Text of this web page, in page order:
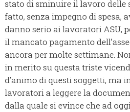
stato di sminuire il lavoro delle
fatto, senza impegno di spesa,
danno serio ai lavoratori ASU,
il mancato pagamento
ancora per molte settimane.
in merito su questa triste
d’animo di questi soggetti, ma
lavoratori a leggere la
dalla quale si evince che ad